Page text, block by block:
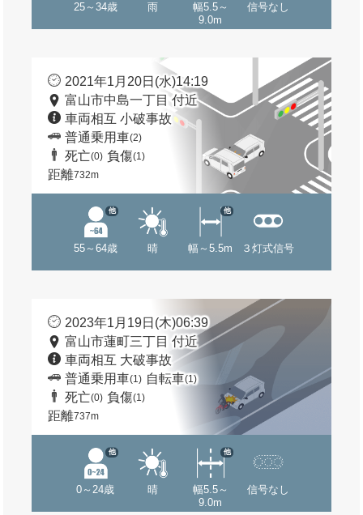
25～34歳 雨
幅5.5～
9.0m
信号なし
2021年1月20日(水)14:19
富山市中島一丁目 付近
車両相互 小破事故
普通乗用車(2)
死亡(0) 負傷(1)
距離732m
55～64歳
他
晴 幅～5.5m
他
３灯式信号
2023年1月19日(木)06:39
富山市蓮町三丁目 付近
車両相互 大破事故
普通乗用車(1) 自転車(1)
死亡(0) 負傷(1)
距離737m
0～24歳
他
晴
幅5.5～
9.0m
他
信号なし